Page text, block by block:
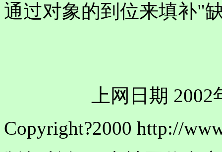
通过对象的到位来填补"
上网日期 2002年
Copyright?2000 http://